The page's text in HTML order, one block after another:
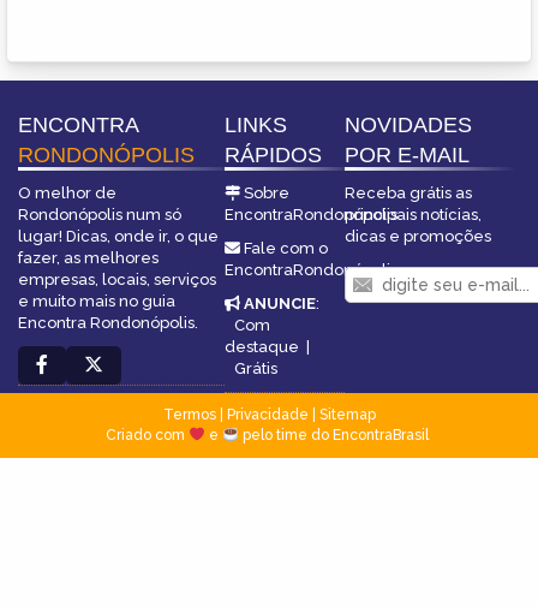
ENCONTRA
RONDONÓPOLIS
O melhor de
Rondonópolis num só
lugar! Dicas, onde ir, o que
fazer, as melhores
empresas, locais, serviços
e muito mais no guia
Encontra Rondonópolis.
LINKS
RÁPIDOS
Sobre
EncontraRondonópolis
Fale com o
EncontraRondonópolis
ANUNCIE:
Com
destaque |
Grátis
NOVIDADES
POR E-MAIL
Receba grátis as
principais notícias,
dicas e promoções
Termos| Privacidade
Sitemap
Criado com
e pelo time do EncontraBrasil